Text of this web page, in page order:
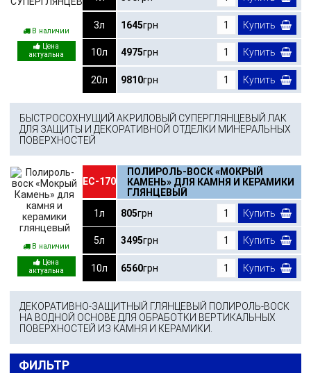
В наличии
3л 1645грн Купить
10л 4975грн Купить
20л 9810грн Купить
БЫСТРОСОХНУЩИЙ АКРИЛОВЫЙ СУПЕРГЛЯНЦЕВЫЙ ЛАК
ДЛЯ ЗАЩИТЫ И ДЕКОРАТИВНОЙ ОТДЕЛКИ МИНЕРАЛЬНЫХ
ПОВЕРХНОСТЕЙ
В наличии
ЕС-170
ПОЛИРОЛЬ-ВОСК «МОКРЫЙ
КАМЕНЬ» ДЛЯ КАМНЯ И КЕРАМИКИ
ГЛЯНЦЕВЫЙ
1л
805грн Купить
5л 3495грн Купить
10л 6560грн Купить
ДЕКОРАТИВНО-ЗАЩИТНЫЙ ГЛЯНЦЕВЫЙ ПОЛИРОЛЬ-ВОСК
НА ВОДНОЙ ОСНОВЕ ДЛЯ ОБРАБОТКИ ВЕРТИКАЛЬНЫХ
ПОВЕРХНОСТЕЙ ИЗ КАМНЯ И КЕРАМИКИ.
ФИЛЬТР